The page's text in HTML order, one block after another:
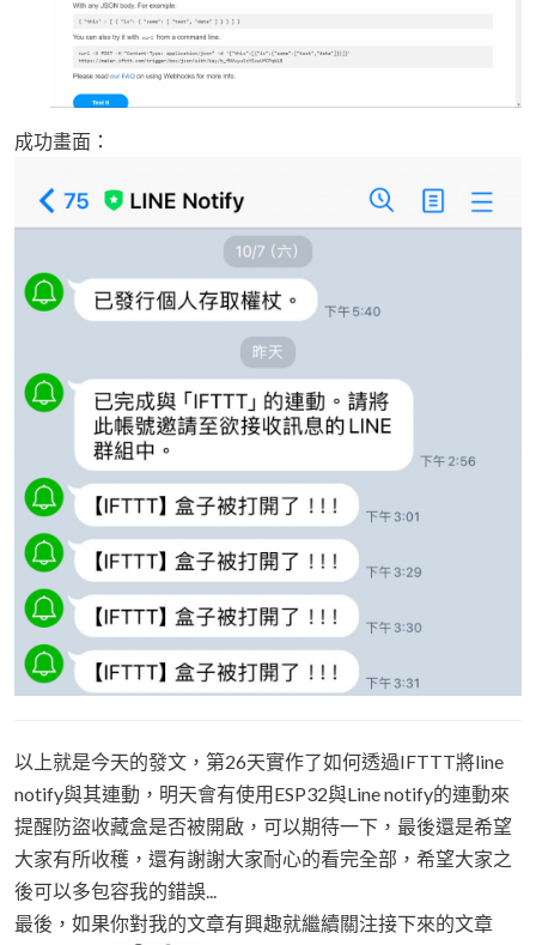
成功畫面：
以上就是今天的發文，第26天實作了如何透過IFTTT將line
notify與其連動，明天會有使用ESP32與Line notify的連動來
提醒防盜收藏盒是否被開啟，可以期待一下，最後還是希望
大家有所收穫，還有謝謝大家耐心的看完全部，希望大家之
後可以多包容我的錯誤...
最後，如果你對我的文章有興趣就繼續關注接下來的文章